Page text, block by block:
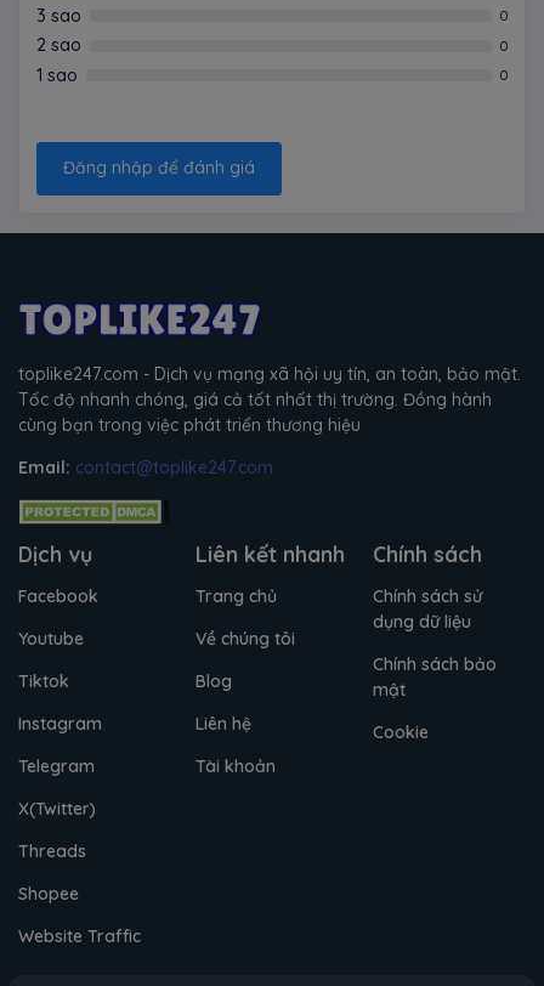
3 sao 0
2 sao 0
1 sao 0
Đăng nhập để đánh giá
toplike247.com - Dịch vụ mạng xã hội uy tín, an toàn, bảo mật.
Tốc độ nhanh chóng, giá cả tốt nhất thị trường. Đồng hành
cùng bạn trong việc phát triển thương hiệu
Email: contact@toplike247.com
Dịch vụ
Facebook
Youtube
Tiktok
Instagram
Telegram
X(Twitter)
Threads
Shopee
Website Traffic
Liên kết nhanh
Trang chủ
Về chúng tôi
Blog
Liên hệ
Tài khoản
Chính sách
Chính sách sử
dụng dữ liệu
Chính sách bảo
mật
Cookie